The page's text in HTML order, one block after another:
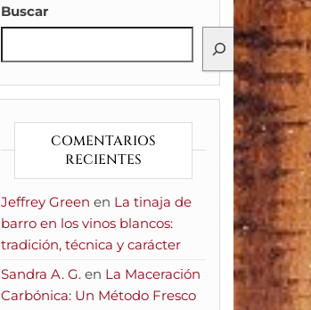
Buscar
COMENTARIOS
RECIENTES
Jeffrey Green en La tinaja de
barro en los vinos blancos:
tradición, técnica y carácter
Sandra A. G.en La Maceración
Carbónica: Un Método Fresco